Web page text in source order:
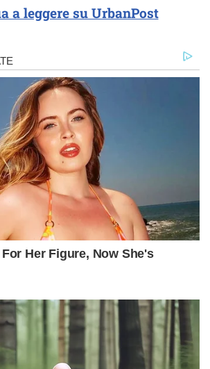
a leggere su UrbanPost